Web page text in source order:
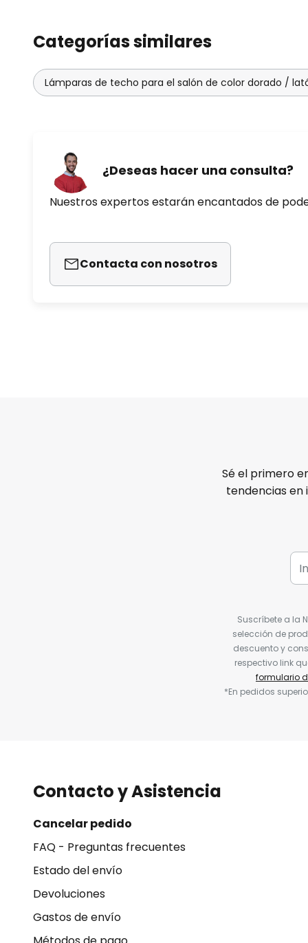
Categorías similares
Lámparas de techo para el salón de color dorado /
¿Deseas hacer una consulta?
Nuestros expertos estarán encantados de
Contacta con nosotros
Sé el primero
tendencias en
Suscríbete a la
selección de
descuento y
respectivo link
formulario
*En pedidos
Contacto y Asistencia
Cancelar pedido
FAQ - Preguntas frecuentes
Estado del envío
Devoluciones
Gastos de envío